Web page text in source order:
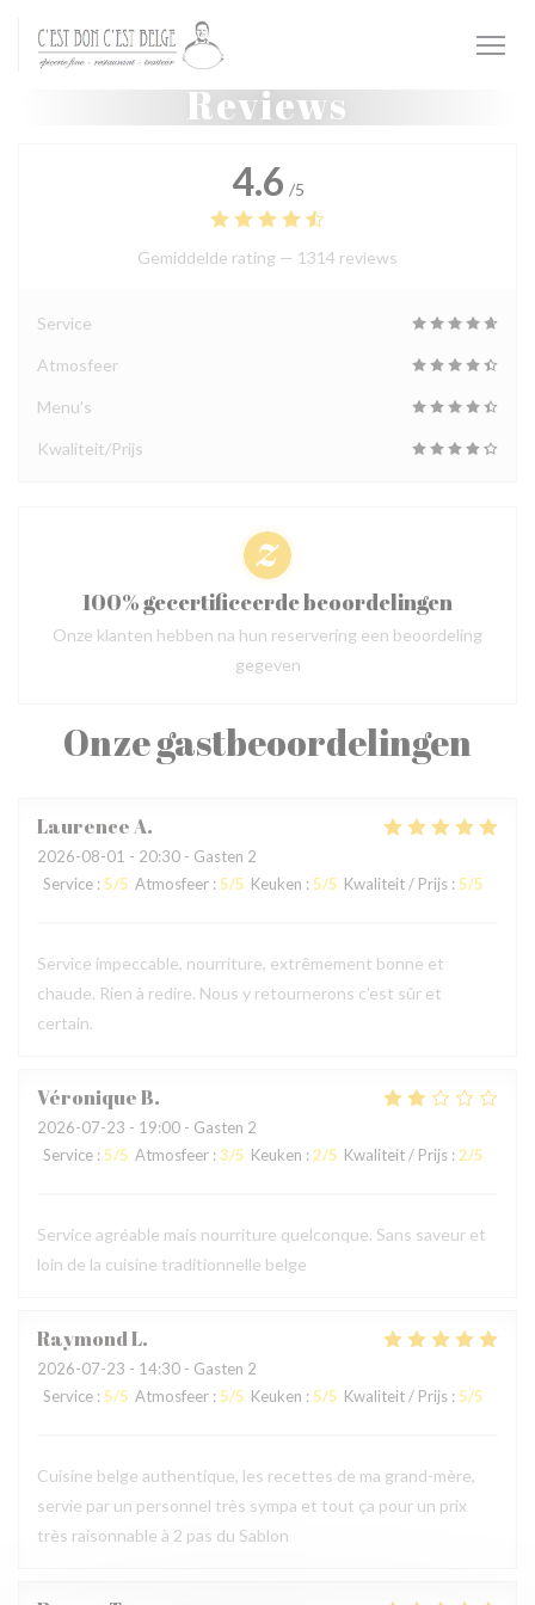
Reviews
Onze gastbeoordelingen
LaurenceA
2026-08-01 - 20:30 - Gasten 2
Service : 5/5 Atmosfeer : 5/5 Keuken : 5/5 Kwaliteit / Prijs : 5/5
Service impeccable, nourriture, extrêmement bonne et
chaude. Rien à redire. Nous y retournerons c’est sûr et
certain.
VéroniqueB
2026-07-23 - 19:00 - Gasten 2
Service : 5/5 Atmosfeer : 3/5 Keuken : 2/5 Kwaliteit / Prijs : 2/5
Service agréable mais nourriture quelconque. Sans saveur et
loin de la cuisine traditionnelle belge
RaymondL
2026-07-23 - 14:30 - Gasten 2
Service : 5/5 Atmosfeer : 5/5 Keuken : 5/5 Kwaliteit / Prijs : 5/5
Cuisine belge authentique, les recettes de ma grand-mère,
servie par un personnel très sympa et tout ça pour un prix
très raisonnable à 2 pas du Sablon
4.6 /5
Gemiddelde rating — 1314 reviews
Service
Atmosfeer
Menu's
Kwaliteit/Prijs
100% gecertificeerde beoordelingen
Onze klanten hebben na hun reservering een beoordeling
gegeven